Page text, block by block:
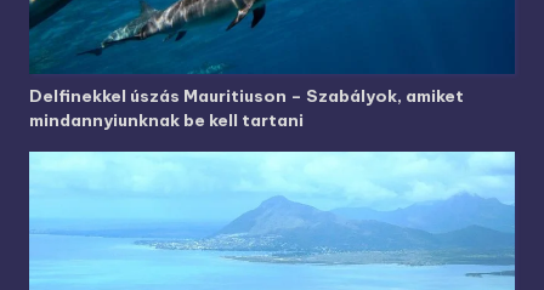
Delfinekkel úszás Mauritiuson – Szabályok, amiket
mindannyiunknak be kell tartani